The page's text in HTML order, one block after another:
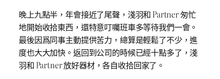
晚上九點半，年會接近了尾聲，淺羽和 Partner 匆忙
地開始收拾東西，還特意叮囑班車多等待我們一會。
最後因爲同事主動提供苦力，總算是輕鬆了不少，進
度也大大加快。返回到公司的時候已經十點多了，淺
羽和 Partner 放好器材，各自收拾回家了。